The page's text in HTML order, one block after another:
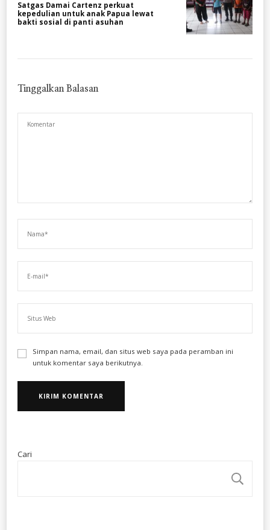
Satgas Damai Cartenz perkuat
kepedulian untuk anak Papua lewat
bakti sosial di panti asuhan
Tinggalkan Balasan
Simpan nama, email, dan situs web saya pada peramban ini
untuk komentar saya berikutnya.
Cari